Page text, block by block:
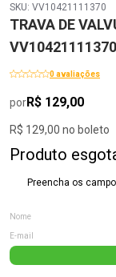
SKU: VV10421111370
TRAVA DE
VV10421111370
0 avaliações
porR$ 129,00
R$ 129,00 no boleto
Produto
Preencha os